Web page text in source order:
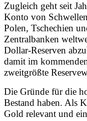
Zugleich geht seit
Konto von
Polen, Tschechien
Zentralbanken
Dollar-Reserven
damit im
zweitgrößte
Die Gründe für die
Bestand haben. Als
Gold relevant und